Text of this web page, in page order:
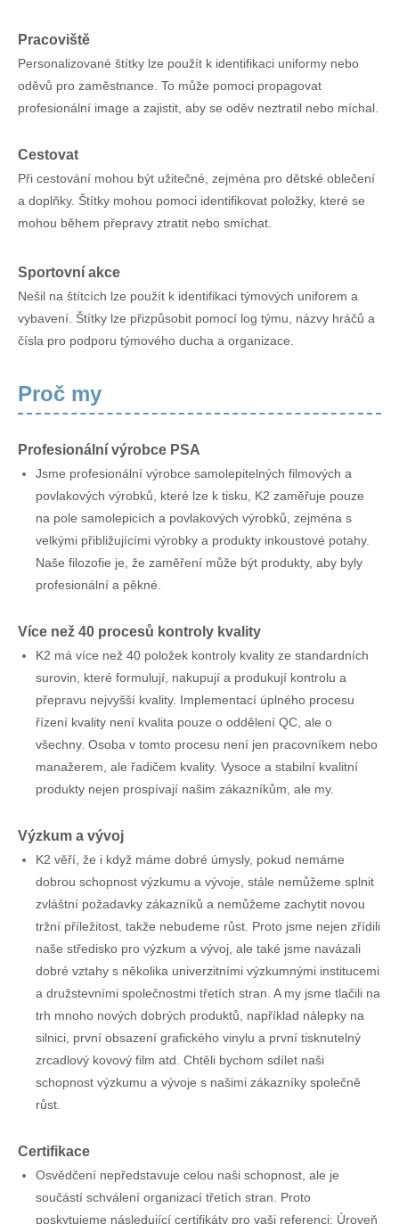
Pracoviště
Personalizované štítky lze použít k identifikaci uniformy nebo
oděvů pro zaměstnance. To může pomoci propagovat
profesionální image a zajistit, aby se oděv neztratil nebo míchal.
Cestovat
Při cestování mohou být užitečné, zejména pro dětské oblečení
a doplňky. Štítky mohou pomoci identifikovat položky, které se
mohou během přepravy ztratit nebo smíchat.
Sportovní akce
Nešil na štítcích lze použít k identifikaci týmových uniforem a
vybavení. Štítky lze přizpůsobit pomocí log týmu, názvy hráčů a
čísla pro podporu týmového ducha a organizace.
Proč my
Profesionální výrobce PSA
Jsme profesionální výrobce samolepitelných filmových a
povlakových výrobků, které lze k tisku, K2 zaměřuje pouze
na pole samolepicích a povlakových výrobků, zejména s
velkými přibližujícími výrobky a produkty inkoustové potahy.
Naše filozofie je, že zaměření může být produkty, aby byly
profesionální a pěkné.
Více než 40 procesů kontroly kvality
K2 má více než 40 položek kontroly kvality ze standardních
surovin, které formulují, nakupují a produkují kontrolu a
přepravu nejvyšší kvality. Implementací úplného procesu
řízení kvality není kvalita pouze o oddělení QC, ale o
všechny. Osoba v tomto procesu není jen pracovníkem nebo
manažerem, ale řadičem kvality. Vysoce a stabilní kvalitní
produkty nejen prospívají našim zákazníkům, ale my.
Výzkum a vývoj
K2 věří, že i když máme dobré úmysly, pokud nemáme
dobrou schopnost výzkumu a vývoje, stále nemůžeme splnit
zvláštní požadavky zákazníků a nemůžeme zachytit novou
tržní příležitost, takže nebudeme růst. Proto jsme nejen zřídili
naše středisko pro výzkum a vývoj, ale také jsme navázali
dobré vztahy s několika univerzitními výzkumnými institucemi
a družstevními společnostmi třetích stran. A my jsme tlačili na
trh mnoho nových dobrých produktů, například nálepky na
silnici, první obsazení grafického vinylu a první tisknutelný
zrcadlový kovový film atd. Chtěli bychom sdílet naši
schopnost výzkumu a vývoje s našimi zákazníky společně
růst.
Certifikace
Osvědčení nepředstavuje celou naši schopnost, ale je
součástí schválení organizací třetích stran. Proto
poskytujeme následující certifikáty pro vaši referenci: Úroveň